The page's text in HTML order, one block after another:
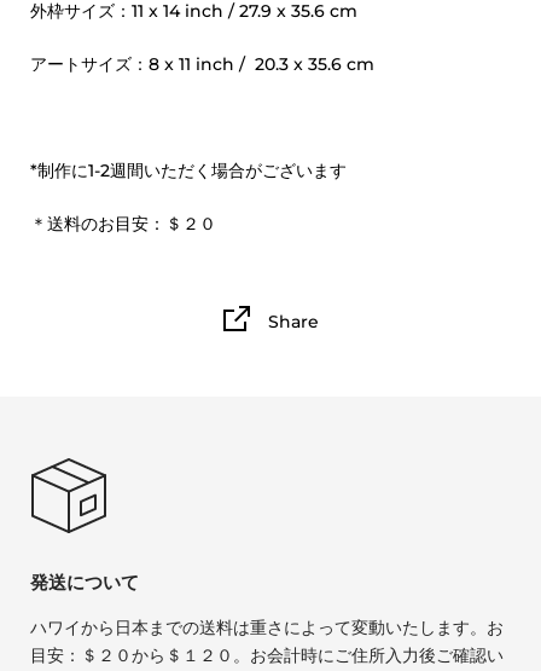
外枠サイズ：11 x 14 inch / 27.9 x 35.6 cm
アートサイズ：8 x 11 inch / 20.3 x 35.6 cm
*制作に1-2週間いただく場合がございます
＊送料のお目安：＄２０
Share
発送について
ハワイから日本までの送料は重さによって変動いたします。お
目安：＄２０から＄１２０。お会計時にご住所入力後ご確認い